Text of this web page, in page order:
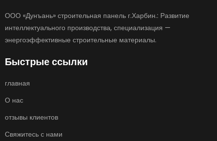
ООО «Дунъань» строительная панель г.Харбин.: Развитие
интеллектуального производства, специализация —
энергоэффективные строительные материалы.
Быстрые ссылки
главная
О нас
отзывы клиентов
Свяжитесь с нами